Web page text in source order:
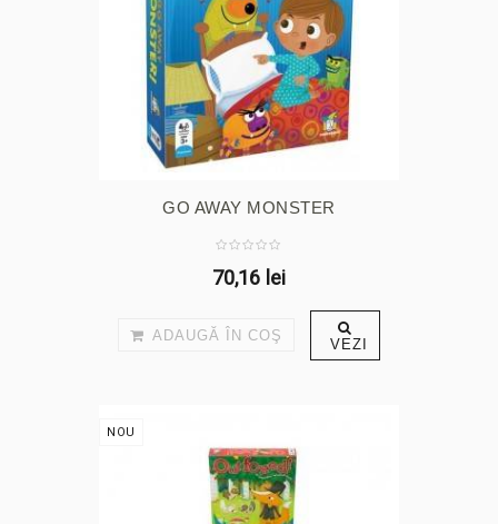
GO AWAY MONSTER
70,16 lei
ADAUGĂ ÎN COŞ VEZI
NOU